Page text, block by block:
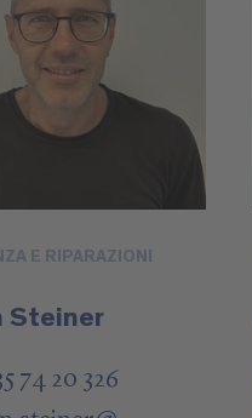
E RIPARAZIONI
Steiner
74 20 326